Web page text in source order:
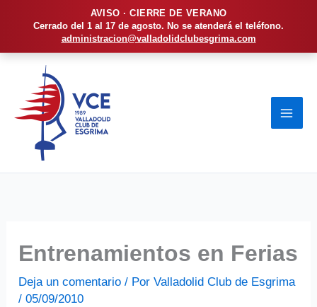
AVISO · CIERRE DE VERANO
Cerrado del 1 al 17 de agosto. No se atenderá el teléfono.
administracion@valladolidclubesgrima.com
contenido
Entrenamientos en Ferias
Deja un comentario / PorValladolid Club de Esgrima
/05/09/2010